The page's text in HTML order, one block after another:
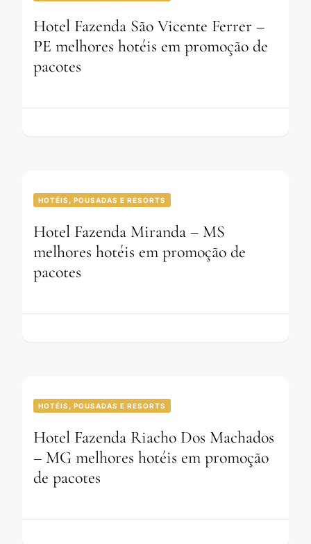
Hotel Fazenda São Vicente Ferrer –
PE melhores hotéis em promoção de
pacotes
HOTÉIS, POUSADAS E RESORTS
Hotel Fazenda Miranda – MS
melhores hotéis em promoção de
pacotes
HOTÉIS, POUSADAS E RESORTS
Hotel Fazenda Riacho Dos Machados
– MG melhores hotéis em promoção
de pacotes